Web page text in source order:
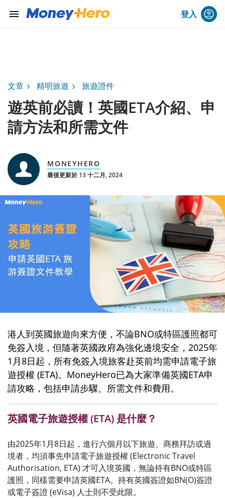
menu 登入
文章 精明旅遊 旅遊證件
遊英前必讀！英國ETA介紹、申
請方法和所需文件
MONEYHERO
最後更新於 13 十二月, 2024
港人到英國旅遊向來方便，不論BNO或特區護照都可
免簽入境，但隨著英國政府為強化邊境安全，2025年
1月8日起，所有免簽入境旅客赴英前均需申請電子旅
遊授權 (ETA)。MoneyHero已為大家準備英國ETA申
請攻略，包括申請步驟、所需文件和費用。
英國電子旅遊授權 (ETA) 是什麼？
由2025年1月8日起，進行六個月以下旅遊、商務拜訪或過
境者，均須事先申請電子旅遊授權 (Electronic Travel
Authorisation, ETA) 才可入境英國，無論持有BNO或特區
護照，同樣需要申請英國ETA。持有英國簽證如BN(O)簽證
或電子簽證 (eVisa) 人士則不受此限。